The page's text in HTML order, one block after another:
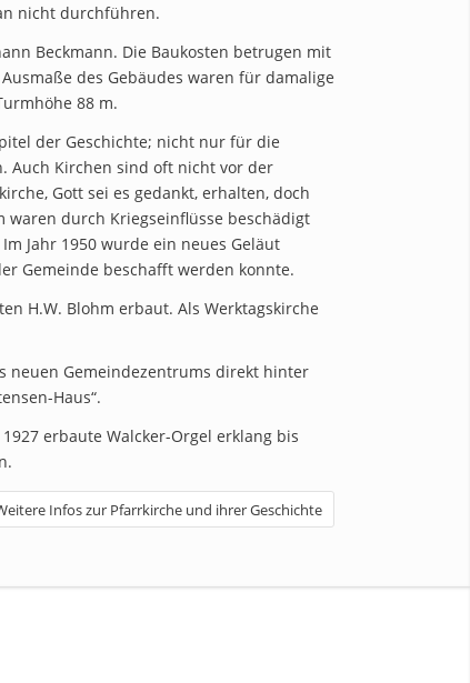
nicht durchführen.
Beckmann. Die Baukosten betrugen mit
des Gebäudes waren für damalige
88 m.
der Geschichte; nicht nur für die
Auch Kirchen sind oft nicht vor der
Gott sei es gedankt, erhalten, doch
durch Kriegseinflüsse beschädigt
Jahr 1950 wurde ein neues Geläut
Gemeinde beschafft werden konnte.
H.W. Blohm erbaut. Als Werktagskirche
neuen Gemeindezentrums direkt hinter
Haus“.
erbaute Walcker-Orgel erklang bis
Infos zur Pfarrkirche und ihrer Geschichte